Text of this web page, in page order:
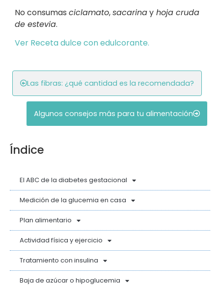
No consumas ciclamato,sacarinay hoja cruda
de estevia.
Ver Receta dulce con edulcorante.
Las fibras: ¿qué cantidad es la recomendada?
Algunos consejos más para tu alimentación
Índice
El ABC de la diabetes gestacional
Medición de la glucemia en casa
Plan alimentario
Actividad física y ejercicio
Tratamiento con insulina
Baja de azúcar o hipoglucemia